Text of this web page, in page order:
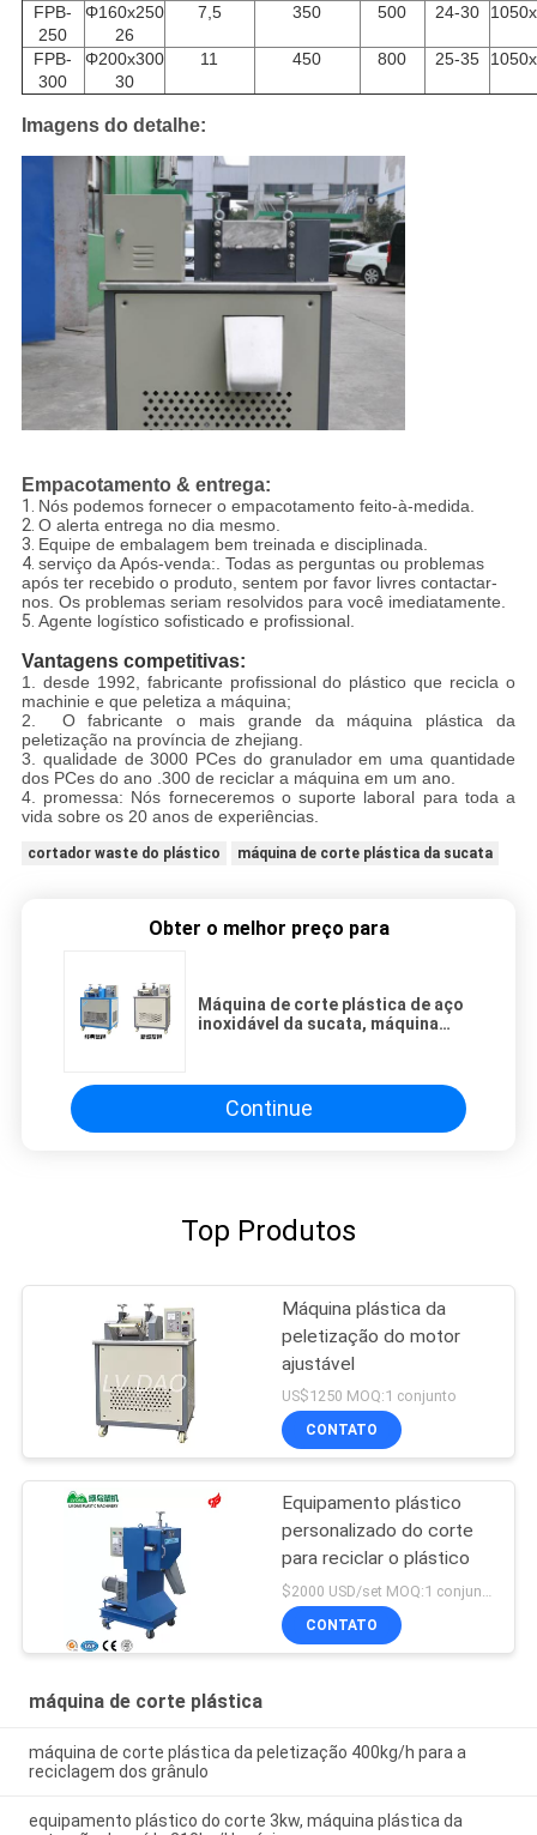
FPB-
250
Φ160x250
26
7,5 350 500 24-30
FPB-
300
Φ200x300
30
11 450 800 25-35
Imagens do detalhe:
Empacotamento & entrega:
1. Nós podemos fornecer o empacotamento feito-à-medida.
2. O alerta entrega no dia mesmo.
3. Equipe de embalagem bem treinada e disciplinada.
4. serviço da Após-venda:. Todas as perguntas ou problemas
após ter recebido o produto, sentem por favor livres contactar-
nos. Os problemas seriam resolvidos para você imediatamente.
5. Agente logístico sofisticado e profissional.
Vantagens competitivas:
1. desde 1992, fabricante profissional do plástico que recicla o
machinie e que peletiza a máquina;
2. O fabricante o mais grande da máquina plástica da
peletização na província de zhejiang.
3. qualidade de 3000 PCes do granulador em uma quantidade
dos PCes do ano .300 de reciclar a máquina em um ano.
4. promessa: Nós forneceremos o suporte laboral para toda a
vida sobre os 20 anos de experiências.
cortador waste do plástico máquina de corte plástica da sucata
Obter o melhor preço para
Máquina de corte plástica de aço
inoxidável da sucata, máquina
quilowatts
Continue
Top Produtos
Máquina plástica da
peletização do motor
ajustável
US$1250 MOQ:1 conjunto
CONTATO
Equipamento plástico
personalizado do corte
para reciclar o plástico
$2000 USD/set MOQ:1 conjunto
CONTATO
máquina de corte plástica
máquina de corte plástica da peletização 400kg/h para a
reciclagem dos grânulo
equipamento plástico do corte 3kw, máquina plástica da